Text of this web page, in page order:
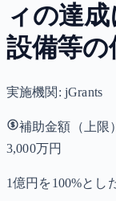
ィの達
設備等の
実施機関: jGrants
補助金額（上限）
3,000万円
1億円を100%とし